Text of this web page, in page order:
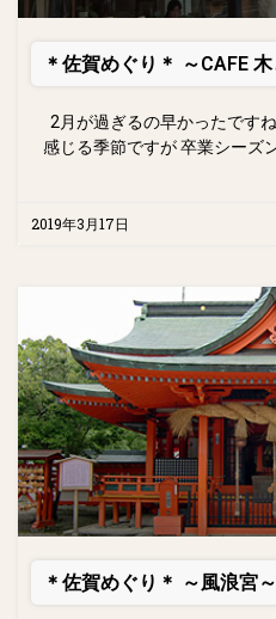
＊佐賀めぐり＊ ～CAFE
2月が過ぎるの早かったです
感じる季節ですが 卒業シーズ
2019年3月17日
＊佐賀めぐり＊ ～風浪宮～